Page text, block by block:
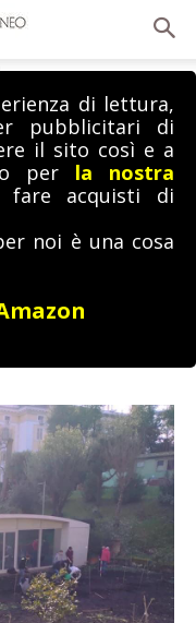
di lettura,
pubblicitari di
il sito così e a
per la nostra
acquisti di
noi è una cosa